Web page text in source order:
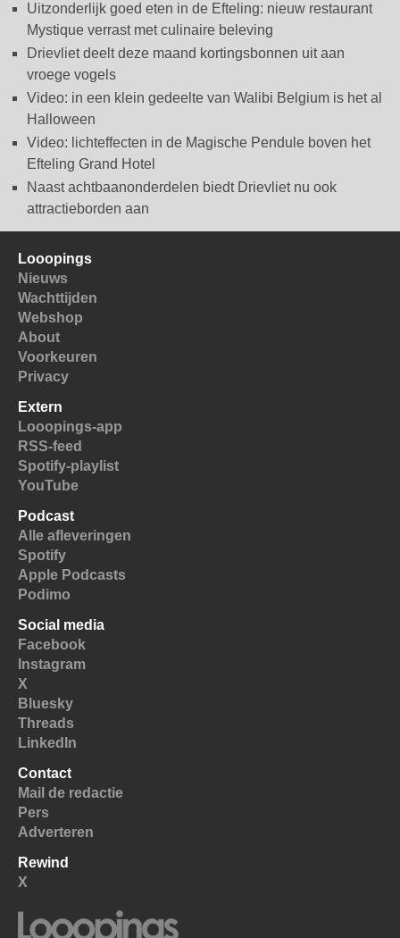
Uitzonderlijk goed eten in de Efteling: nieuw restaurant
Mystique verrast met culinaire beleving
Drievliet deelt deze maand kortingsbonnen uit aan
vroege vogels
Video: in een klein gedeelte van Walibi Belgium is het al
Halloween
Video: lichteffecten in de Magische Pendule boven het
Efteling Grand Hotel
Naast achtbaanonderdelen biedt Drievliet nu ook
attractieborden aan
Looopings
Nieuws
Wachttijden
Webshop
About
Voorkeuren
Privacy
Extern
Looopings-app
RSS-feed
Spotify-playlist
YouTube
Podcast
Alle afleveringen
Spotify
Apple Podcasts
Podimo
Social media
Facebook
Instagram
X
Bluesky
Threads
LinkedIn
Contact
Mail de redactie
Pers
Adverteren
Rewind
X